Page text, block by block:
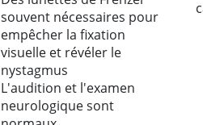
souvent nécessaires pour
empêcher la fixation
visuelle et révéler le
nystagmus
L'audition et l'examen
neurologique sont